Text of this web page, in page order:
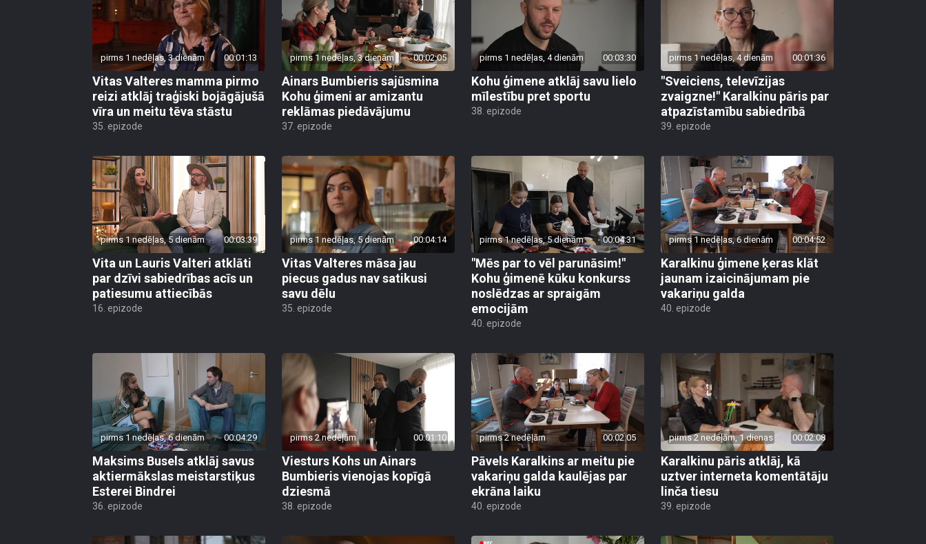
pirms 1 nedēļas, 3 dienām 00:01:13
Vitas Valteres mamma pirmo
reizi atklāj traģiski bojāgājušā
vīra un meitu tēva stāstu
35. epizode
pirms 1 nedēļas, 3 dienām 00:02:05
Ainars Bumbieris sajūsmina
Kohu ģimeni ar amizantu
reklāmas piedāvājumu
37. epizode
pirms 1 nedēļas, 4 dienām 00:03:30
Kohu ģimene atklāj savu lielo
mīlestību pret sportu
38. epizode
pirms 1 nedēļas, 4 dienām 00:01:36
"Sveiciens, televīzijas
zvaigzne!" Karalkinu pāris par
atpazīstamību sabiedrībā
39. epizode
pirms 1 nedēļas, 5 dienām 00:03:39
Vita un Lauris Valteri atklāti
par dzīvi sabiedrības acīs un
patiesumu attiecībās
16. epizode
pirms 1 nedēļas, 5 dienām 00:04:14
Vitas Valteres māsa jau
piecus gadus nav satikusi
savu dēlu
35. epizode
pirms 1 nedēļas, 5 dienām 00:04:31
"Mēs par to vēl parunāsim!"
Kohu ģimenē kūku konkurss
noslēdzas ar spraigām
emocijām
40. epizode
pirms 1 nedēļas, 6 dienām 00:04:52
Karalkinu ģimene ķeras klāt
jaunam izaicinājumam pie
vakariņu galda
40. epizode
pirms 1 nedēļas, 6 dienām 00:04:29
Maksims Busels atklāj savus
aktiermākslas meistarstiķus
Esterei Bindrei
36. epizode
pirms 2 nedēļām 00:01:10
Viesturs Kohs un Ainars
Bumbieris vienojas kopīgā
dziesmā
38. epizode
pirms 2 nedēļām 00:02:05
Pāvels Karalkins ar meitu pie
vakariņu galda kaulējas par
ekrāna laiku
40. epizode
pirms 2 nedēļām, 1 dienas 00:02:08
Karalkinu pāris atklāj, kā
uztver interneta komentātāju
linča tiesu
39. epizode